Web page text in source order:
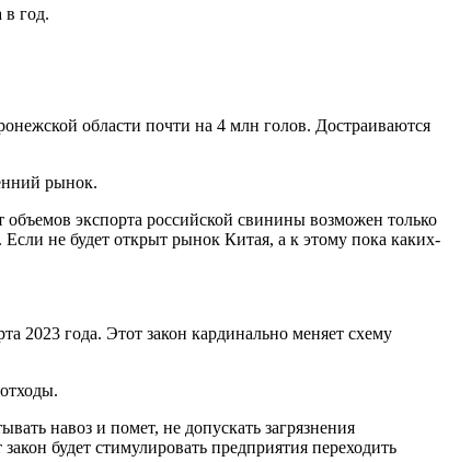
в год.
области почти на 4 млн голов. Достраиваются
рынок.
экспорта российской свинины возможен только
не будет открыт рынок Китая, а к этому пока каких-
2023 года. Этот закон кардинально меняет схему
навоз и помет, не допускать загрязнения
будет стимулировать предприятия переходить